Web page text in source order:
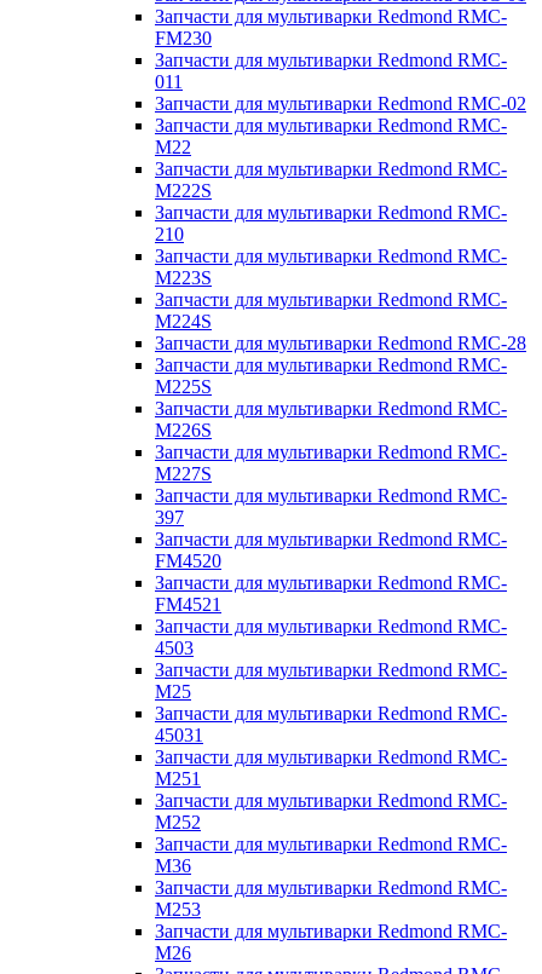
Запчасти для мультиварки Redmond RMC-
FM230
Запчасти для мультиварки Redmond RMC-
011
Запчасти для мультиварки Redmond RMC-02
Запчасти для мультиварки Redmond RMC-
M22
Запчасти для мультиварки Redmond RMC-
M222S
Запчасти для мультиварки Redmond RMC-
210
Запчасти для мультиварки Redmond RMC-
M223S
Запчасти для мультиварки Redmond RMC-
M224S
Запчасти для мультиварки Redmond RMC-28
Запчасти для мультиварки Redmond RMC-
M225S
Запчасти для мультиварки Redmond RMC-
M226S
Запчасти для мультиварки Redmond RMC-
M227S
Запчасти для мультиварки Redmond RMC-
397
Запчасти для мультиварки Redmond RMC-
FM4520
Запчасти для мультиварки Redmond RMC-
FM4521
Запчасти для мультиварки Redmond RMC-
4503
Запчасти для мультиварки Redmond RMC-
M25
Запчасти для мультиварки Redmond RMC-
45031
Запчасти для мультиварки Redmond RMC-
M251
Запчасти для мультиварки Redmond RMC-
M252
Запчасти для мультиварки Redmond RMC-
M36
Запчасти для мультиварки Redmond RMC-
M253
Запчасти для мультиварки Redmond RMC-
M26